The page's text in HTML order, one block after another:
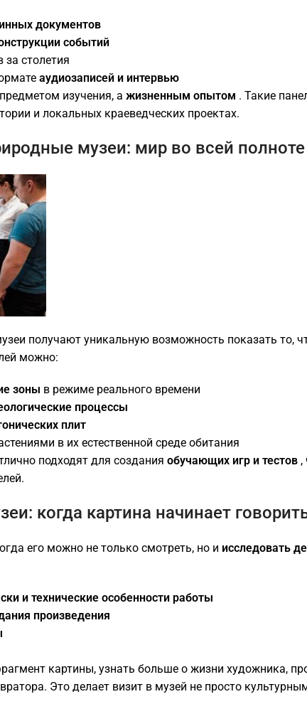
документов
событий
за столетия
аудиозаписей и интервью
изучения, а жизненным опытом . Такие
и локальных краеведческих проектах.
музеи: мир во всей полноте
получают уникальную возможность показать то,
можно:
зоны в режиме реального времени
процессы
плит
в их естественной среде обитания
подходят для создания обучающих игр и тестов ,
когда картина начинает
его можно не только смотреть, но и исследовать
и технические особенности работы
произведения
картины, узнать больше о жизни художника,
Это делает визит в музей не просто